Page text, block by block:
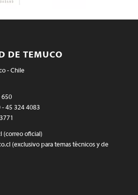
DE TEMUCO
- Chile
650
- 45 324 4083
(correo oficial)
(exclusivo para temas técnicos y de